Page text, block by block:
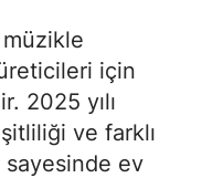
için
2025 yılı
ve farklı
ev